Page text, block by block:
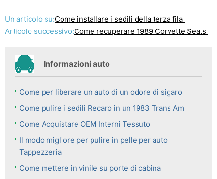
Un articolo su:Come installare i sedili della terza fila
Articolo successivo:Come recuperare 1989 Corvette Seats
Informazioni auto
Come per liberare un auto di un odore di sigaro
Come pulire i sedili Recaro in un 1983 Trans Am
Come Acquistare OEM Interni Tessuto
Il modo migliore per pulire in pelle per auto
Tappezzeria
Come mettere in vinile su porte di cabina